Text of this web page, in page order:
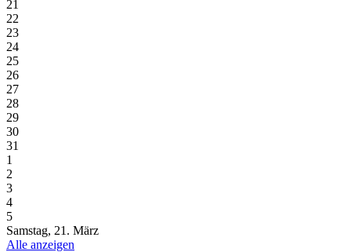
21
22
23
24
25
26
27
28
29
30
31
1
2
3
4
5
Samstag, 21. März
Alle anzeigen